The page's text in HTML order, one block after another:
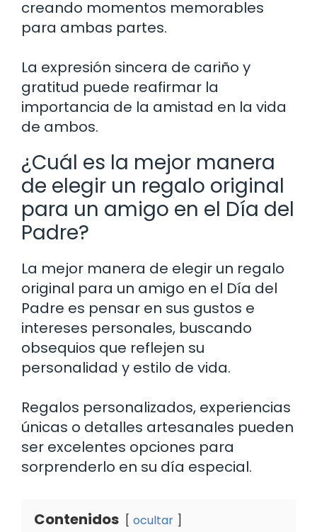
creando momentos memorables
para ambas partes.
La expresión sincera de cariño y
gratitud puede reafirmar la
importancia de la amistad en la vida
de ambos.
¿Cuál es la mejor manera
de elegir un regalo original
para un amigo en el Día del
Padre?
La mejor manera de elegir un regalo
original para un amigo en el Día del
Padre es pensar en sus gustos e
intereses personales, buscando
obsequios que reflejen su
personalidad y estilo de vida.
Regalos personalizados, experiencias
únicas o detalles artesanales pueden
ser excelentes opciones para
sorprenderlo en su día especial.
Contenidos ocultar